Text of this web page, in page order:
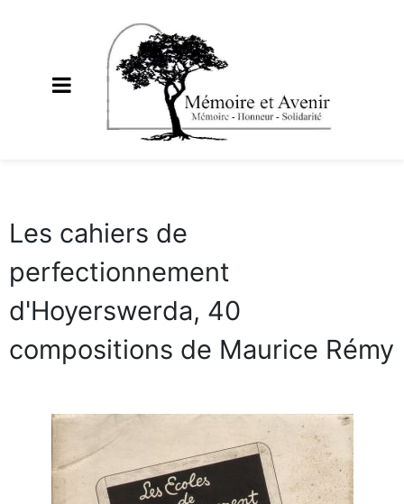
Les cahiers de
perfectionnement
d'Hoyerswerda, 40
compositions de Maurice Rémy